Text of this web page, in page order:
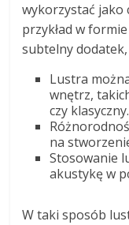
wykorzystać jako
przykład w
subtelny dodatek,
Lustra
wnętrz,
czy klasyczny.
na
Stosowanie
akustykę w
W taki sposób